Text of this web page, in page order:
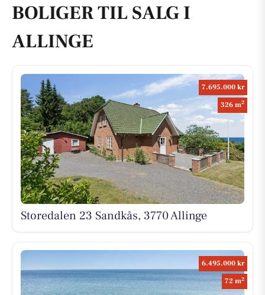
BOLIGER TIL SALG I
ALLINGE
7.695.000 kr
326 m2
Storedalen 23 Sandkås, 3770 Allinge
6.495.000 kr
72 m2